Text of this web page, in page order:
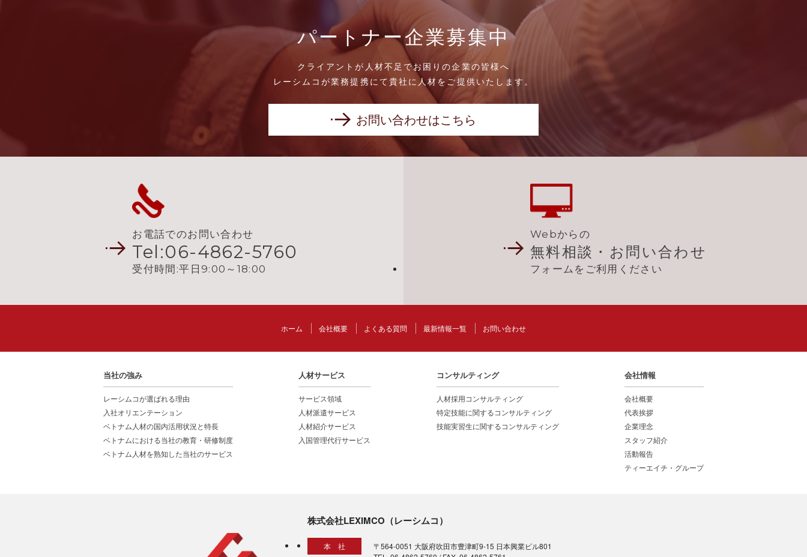
パートナー企業募集中
クライアントが人材不足でお困りの企業の皆様へ
レーシムコが業務提携にて貴社に人材をご提供いたします。
お問い合わせはこちら
お電話でのお問い合わせ
Tel:06-4862-5760
受付時間:平日9:00～18:00
Webからの
無料相談・お問い合わせ
フォームをご利用ください
ホーム 会社概要 よくある質問 最新情報一覧 お問い合わせ
当社の強み
レーシムコが選ばれる理由
入社オリエンテーション
ベトナム人材の国内活用状況と特長
ベトナムにおける当社の教育・研修制度
ベトナム人材を熟知した当社のサービス
人材サービス
サービス領域
人材派遣サービス
人材紹介サービス
入国管理代行サービス
コンサルティング
人材採用コンサルティング
特定技能に関するコンサルティング
技能実習生に関するコンサルティング
会社情報
会社概要
代表挨拶
企業理念
スタッフ紹介
活動報告
ティーエイチ・グループ
株式会社LEXIMCO（レーシムコ）
本 社
〒564-0051 大阪府吹田市豊津町9-15 日本興業ビル801